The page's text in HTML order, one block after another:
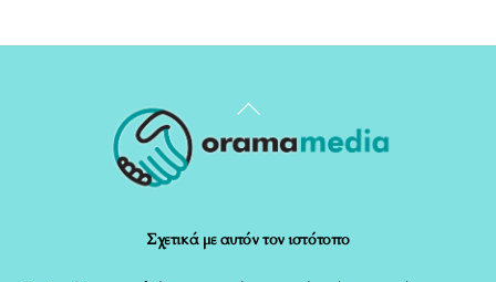
Back
To
Σχετικά με αυτόν τον ιστότοπο